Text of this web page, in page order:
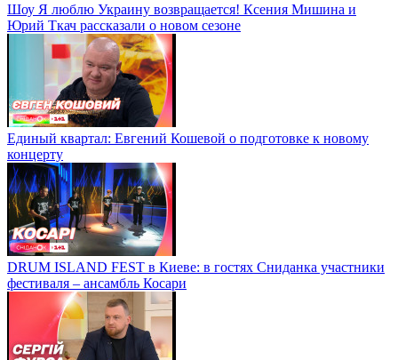
Шоу Я люблю Украину возвращается! Ксения Мишина и
Юрий Ткач рассказали о новом сезоне
Единый квартал: Евгений Кошевой о подготовке к новому
концерту
DRUM ISLAND FEST в Киеве: в гостях Сниданка участники
фестиваля – ансамбль Косари